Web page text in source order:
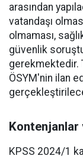
arasından
vatandaşı
olmaması,
güvenlik
gerekmektedir.
ÖSYM'nin ilan
Kontenjanlar
KPSS 2024/1